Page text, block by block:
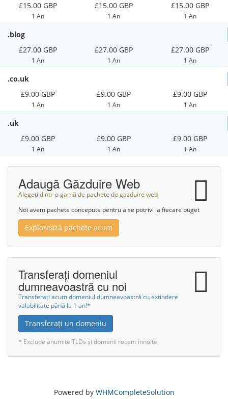
£15.00 GBP
1 An
£15.00 GBP
1 An
£15.00 GBP
1 An
.blog
£27.00 GBP
1 An
£27.00 GBP
1 An
£27.00 GBP
1 An
.co.uk
£9.00 GBP
1 An
£9.00 GBP
1 An
£9.00 GBP
1 An
.uk
£9.00 GBP
1 An
£9.00 GBP
1 An
£9.00 GBP
1 An
Adaugă Găzduire Web
Alegeți dintr-o gamă de pachete de gazduire web
Noi avem pachete concepute pentru a se potrivi la fiecare buget
Explorează pachete acum
Transferați domeniul
dumneavoastră cu noi
Transferați acum domeniul dumneavoastră cu extindere
valabilitate până la 1 an!*
Transferați un domeniu
* Exclude anumite TLDs și domenii recent înnoite
Powered by WHMCompleteSolution